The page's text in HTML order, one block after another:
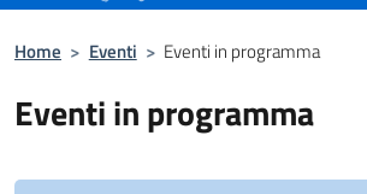
Home > Eventi > Eventi in programma
Eventi in programma